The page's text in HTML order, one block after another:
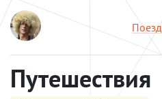
Путешествия